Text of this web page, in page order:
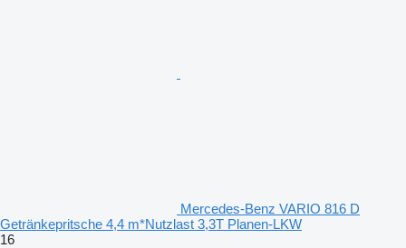
Mercedes-Benz VARIO 816 D
Getränkepritsche 4,4 m*Nutzlast 3,3T Planen-LKW
16